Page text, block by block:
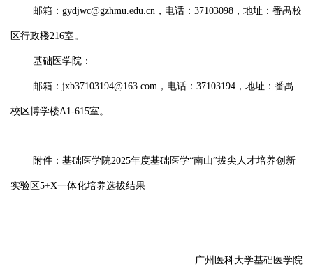
邮箱：gydjwc@gzhmu.edu.cn，电话：37103098，地址：番禺校
区行政楼216室。
基础医学院：
邮箱：jxb37103194@163.com，电话：37103194，地址：番禺
校区博学楼A1-615室。
附件：基础医学院2025年度基础医学“南山”拔尖人才培养创新
实验区5+X一体化培养选拔结果
广州医科大学基础医学院